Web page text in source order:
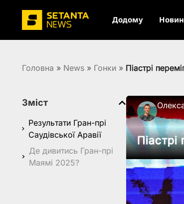
Додому
Головна » News » Гонки » Піастрі
Зміст
Результати Гран-прі
Саудівської Аравії
Де дивитись Гран-прі
Маямі 2025?